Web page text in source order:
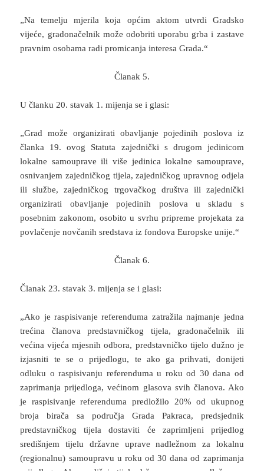
„Na temelju mjerila koja općim aktom utvrdi Gradsko
vijeće, gradonačelnik može odobriti uporabu grba i zastave
pravnim osobama radi promicanja interesa Grada.“
Članak 5.
U članku 20. stavak 1. mijenja se i glasi:
„Grad može organizirati obavljanje pojedinih poslova iz
članka 19. ovog Statuta zajednički s drugom jedinicom
lokalne samouprave ili više jedinica lokalne samouprave,
osnivanjem zajedničkog tijela, zajedničkog upravnog odjela
ili službe, zajedničkog trgovačkog društva ili zajednički
organizirati obavljanje pojedinih poslova u skladu s
posebnim zakonom, osobito u svrhu pripreme projekata za
povlačenje novčanih sredstava iz fondova Europske unije.“
Članak 6.
Članak 23. stavak 3. mijenja se i glasi:
„Ako je raspisivanje referenduma zatražila najmanje jedna
trećina članova predstavničkog tijela, gradonačelnik ili
većina vijeća mjesnih odbora, predstavničko tijelo dužno je
izjasniti te se o prijedlogu, te ako ga prihvati, donijeti
odluku o raspisivanju referenduma u roku od 30 dana od
zaprimanja prijedloga, većinom glasova svih članova. Ako
je raspisivanje referenduma predložilo 20% od ukupnog
broja birača sa područja Grada Pakraca, predsjednik
predstavničkog tijela dostaviti će zaprimljeni prijedlog
središnjem tijelu državne uprave nadležnom za lokalnu
(regionalnu) samoupravu u roku od 30 dana od zaprimanja